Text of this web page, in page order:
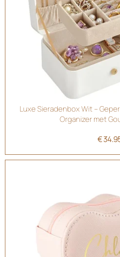
Luxe Sieradenbox Wit –
Organizer met
€